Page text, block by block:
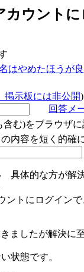
カウント
はやめたほうが
示板には非公開)
回答メ
む)をブラウザ
の内容を短く的
具体的な方が解
ントにログイン
ましたが解決に
状態です。